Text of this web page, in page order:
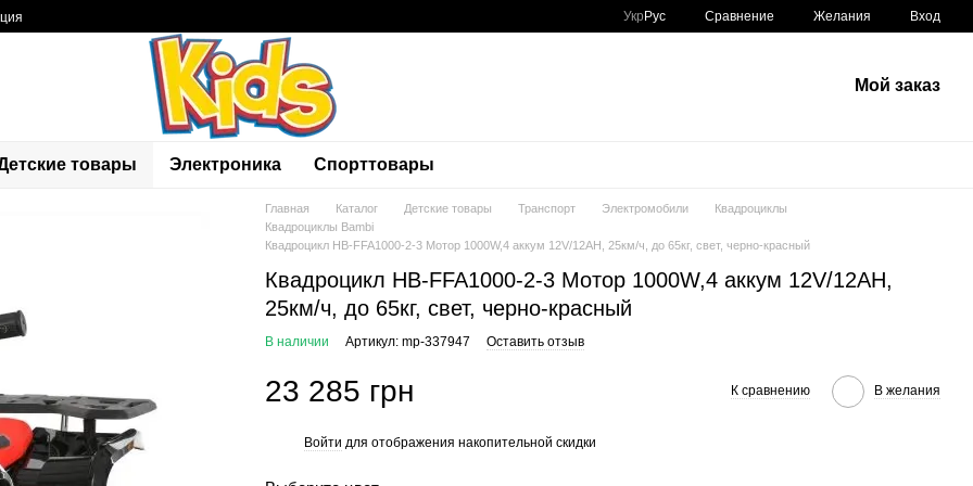
Укр Рус Сравнение Желания Вход
Мой заказ
товары Электроника Спорттовары
Главная Каталог Детские товары Транспорт Электромобили
Квадроциклы
Квадроциклы Bambi
Квадроцикл HB-FFA1000-2-3 Мотор 1000W,4 аккум 12V/12AH, 25км/ч, до 65кг, свет, черно-красный
Квадроцикл HB-FFA1000-2-3 Мотор 1000W,4 аккум 12V/12AH,
25км/ч, до 65кг, свет, черно-красный
В наличии Артикул: mp-337947 Оставить отзыв
23 285 грн К сравнению В желания
Войти для отображения накопительной скидки